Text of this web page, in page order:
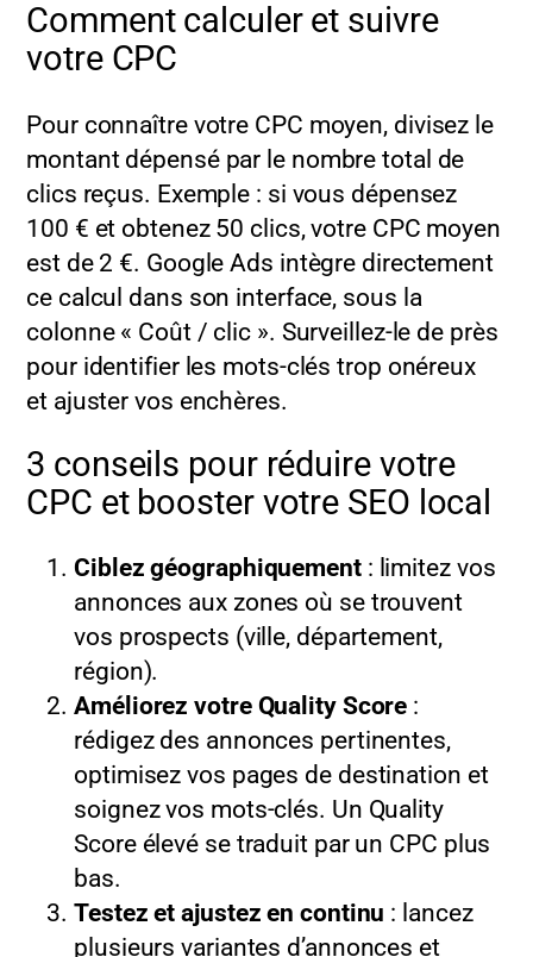
Comment calculer et suivre
votre CPC
Pour connaître votre CPC moyen, divisez le
montant dépensé par le nombre total de
clics reçus. Exemple : si vous dépensez
100 € et obtenez 50 clics, votre CPC moyen
est de 2 €. Google Ads intègre directement
ce calcul dans son interface, sous la
colonne « Coût / clic ». Surveillez-le de près
pour identifier les mots-clés trop onéreux
et ajuster vos enchères.
3 conseils pour réduire votre
CPC et booster votre SEO local
Ciblez géographiquement: limitez vos
annonces aux zones où se trouvent
vos prospects (ville, département,
région).
Améliorez votre Quality Score :
rédigez des annonces pertinentes,
optimisez vos pages de destination et
soignez vos mots-clés. Un Quality
Score élevé se traduit par un CPC plus
bas.
Testez et ajustez en continu : lancez
plusieurs variantes d’annonces et